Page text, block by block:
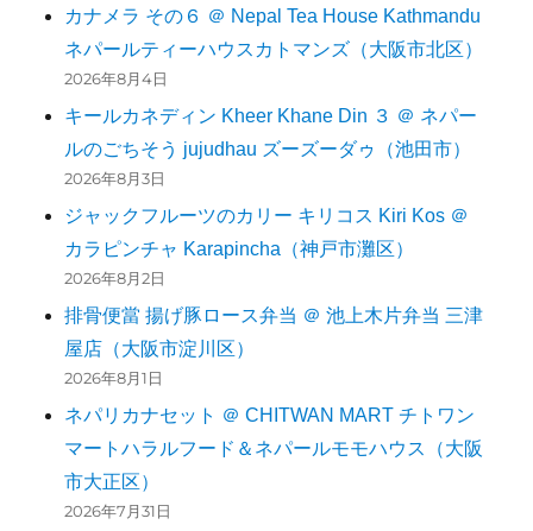
カナメラ その６ ＠ Nepal Tea House Kathmandu
ネパールティーハウスカトマンズ（大阪市北区）
2026年8月4日
キールカネディン Kheer Khane Din ３ ＠ ネパー
ルのごちそう jujudhau ズーズーダゥ（池田市）
2026年8月3日
ジャックフルーツのカリー キリコス Kiri Kos ＠
カラピンチャ Karapincha（神戸市灘区）
2026年8月2日
排骨便當 揚げ豚ロース弁当 ＠ 池上木片弁当 三津
屋店（大阪市淀川区）
2026年8月1日
ネパリカナセット ＠ CHITWAN MART チトワン
マートハラルフード＆ネパールモモハウス（大阪
市大正区）
2026年7月31日